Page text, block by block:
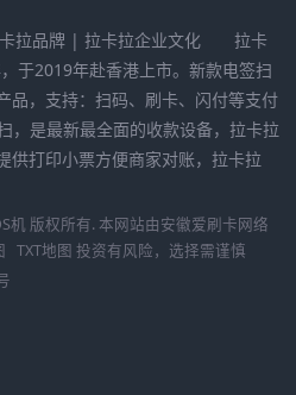
拉品牌 | 拉卡拉企业文化 拉卡
于2019年赴香港上市。新款电签扫
品，支持：扫码、刷卡、闪付等支付
，是最新最全面的收款设备，拉卡拉
供打印小票方便商家对账，拉卡拉
机 版权所有. 本网站由安徽爱刷卡网络
TXT地图 投资有风险，选择需谨慎